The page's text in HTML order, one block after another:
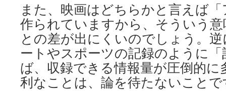
また、映画はどちらかと言えば
作られていますから、そういう
との差が出にくいのでしょう。
ートやスポーツの記録のように
ば、収録できる情報量が圧倒的
利なことは、論を待たないことで